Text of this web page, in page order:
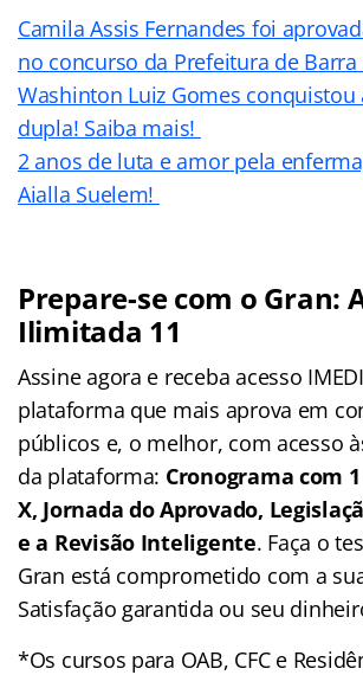
Camila Assis Fernandes foi
no concurso da Prefeitura de
Washinton Luiz Gomes conquistou
dupla! Saiba mais!
2 anos de luta e amor pela
Aialla Suelem!
Prepare-se com o Gran:
Ilimitada 11
Assine agora e receba acesso
plataforma que mais aprova em
públicos e, o melhor, com acesso
da plataforma: Cronograma com
X, Jornada do Aprovado,
e a Revisão Inteligente. Faça o
Gran está comprometido com a
Satisfação garantida ou seu
*Os cursos para OAB, CFC e